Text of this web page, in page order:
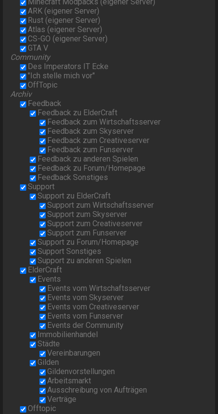
Minecraft Modpacks (eigener Server)
ARK (eigener Server)
Rust (eigener Server)
Atlas (eigener Server)
CS-GO (eigener Server)
GTA V
Community
Des Imperators IT Ecke
"Ich stelle mich vor"
OffTopic
Archiv
Feedback
Feedback zu ElderCraft
Feedback zum Wirtschaftsserver
Feedback zum Skyserver
Feedback zum Creativeserver
Feedback zum Funserver
Feedback zu anderen Spielen
Feedback zu Forum/Homepage
Feedback Sonstiges
Support
Support zu ElderCraft
Support zum Wirtschaftsserver
Support zum Skyserver
Support zum Creativeserver
Support zum Funserver
Support zu Forum/Homepage
Support Sonstiges
Support zu anderen Spielen
ElderCraft
Events
Events vom Wirtschaftsserver
Events vom Skyserver
Events vom Creativeserver
Events vom Funserver
Events der Community
Immobilienhandel
Städte
Vereinbarungen
Gilden
Gildenvorstellungen
Arbeitsmarkt
Ausschreibung von Aufträgen
Verträge
Offtopic